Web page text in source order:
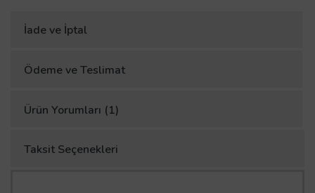
İade ve İptal
Ödeme ve Teslimat
Ürün Yorumları (1)
Taksit Seçenekleri